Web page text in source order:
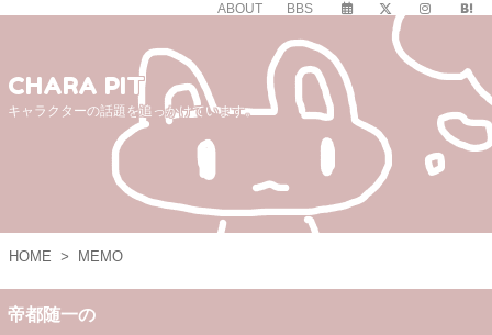
ABOUT BBS
CHARA PIT
キャラクターの話題を追っかけています。
HOME > MEMO
帝都随一の